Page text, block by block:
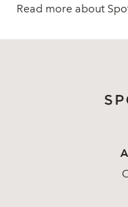
Read more about